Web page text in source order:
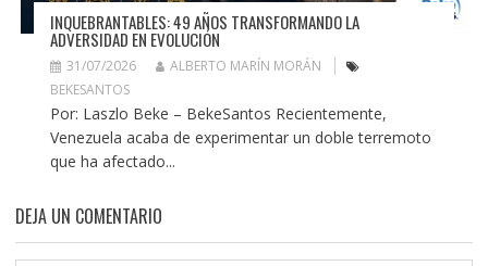
INQUEBRANTABLES: 49 AÑOS TRANSFORMANDO LA
ADVERSIDAD EN EVOLUCIÓN
31/07/2026
ALBERTO MARÍN MORÁN
BEKESANTOS
Por: Laszlo Beke – BekeSantos Recientemente,
Venezuela acaba de experimentar un doble terremoto
que ha afectado...
DEJA UN COMENTARIO